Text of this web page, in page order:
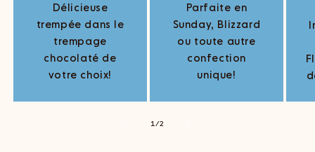
Délicieuse
trempée dans le
trempage
chocolaté de
votre choix!
Parfaite en
Sunday, Blizzard
ou toute autre
confection
unique!
1 /
de
2